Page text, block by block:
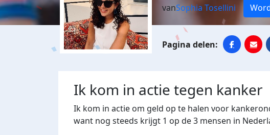
vanSophia Tosellini
Ik kom in actie tegen kanker
Ik kom in actie om geld op te halen voor
want nog steeds krijgt 1 op de 3 mensen in